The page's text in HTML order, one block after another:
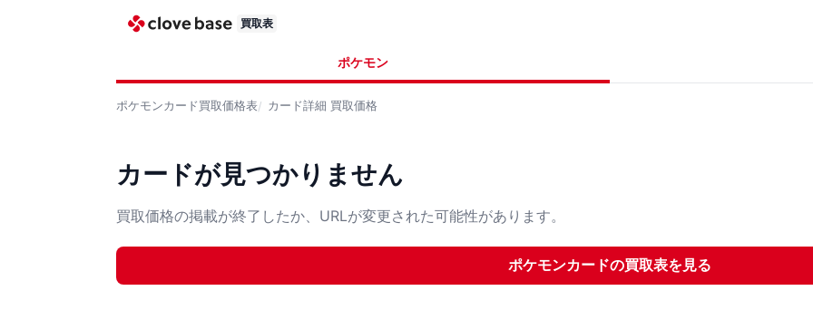
買取表
ポケモン
ポケモンカード買取価格表 カード詳細 買取価格
カードが見つかりません
買取価格の掲載が終了したか、URLが変更された可能性があります。
ポケモンカードの買取表を見る